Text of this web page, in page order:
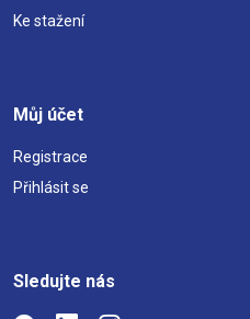
Ke stažení
Můj účet
Registrace
Přihlásit se
Sledujte nás